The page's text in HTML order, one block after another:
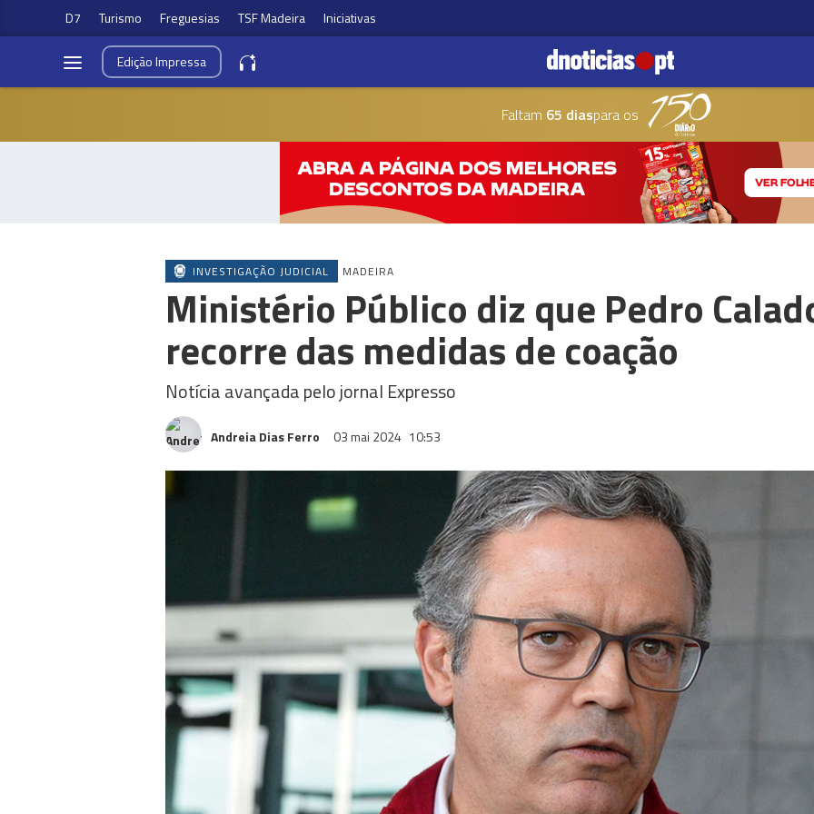
D7 Turismo Freguesias TSF Madeira Iniciativas
EdiçãoImpressa
Faltam 65 diaspara os
INVESTIGAÇÃO JUDICIAL MADEIRA
Ministério Público diz que Pedro
recorre das medidas de coação
Notícia avançada pelo jornal Expresso
Andreia Dias Ferro 03 mai 2024 10:53